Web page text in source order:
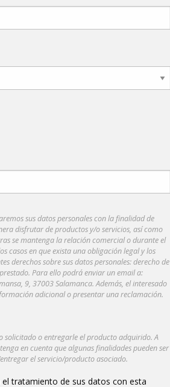
sus datos personales con la finalidad de
disfrutar de productos y/o servicios, así como
se mantenga la relación comercial o durante el
casos en que exista una obligación legal y los
derechos sobre sus datos personales: derecho de
Para ello podrá enviar un email a:
9, 37003 Salamanca. Además, el interesado
adicional o presentar una reclamación.
solicitado o entregarle el producto adquirido. A
en cuenta que algunas finalidades pueden ser
el servicio/producto asociado.
tratamiento de sus datos con esta